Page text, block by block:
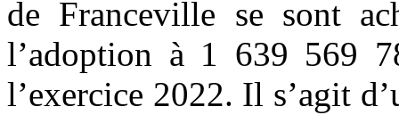
de Franceville se sont
l’adoption à 1 639 569
l’exercice 2022. Il s’agit